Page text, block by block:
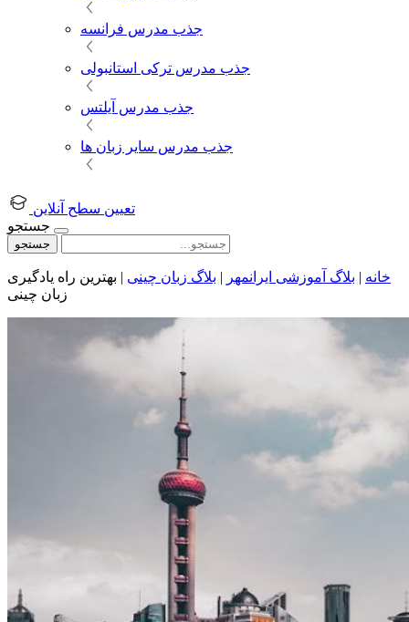
جذب مدرس فرانسه
جذب مدرس ترکی استانبولی
جذب مدرس آیلتس
جذب مدرس سایر زبان ها
تعیین سطح آنلاین
جستجو
جستجو
خانه | بلاگ آموزشی ایرانمهر | بلاگ زبان چینی | بهترین راه یادگیری
زبان چینی